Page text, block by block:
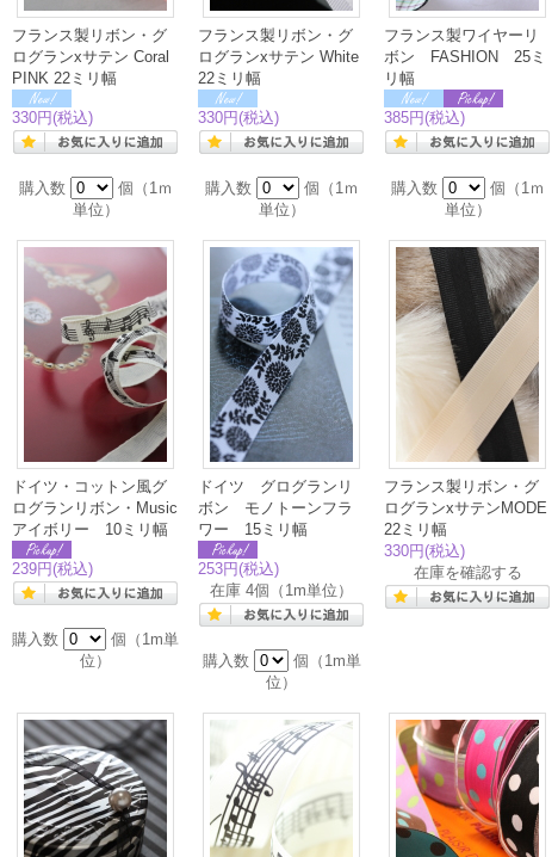
フランス製リボン・グ
ログランxサテン Coral
PINK 22ミリ幅
330円(税込)
購入数
個（1ｍ
単位）
フランス製リボン・グ
ログランxサテン White
22ミリ幅
330円(税込)
購入数
個（1ｍ
単位）
フランス製ワイヤーリ
ボン FASHION 25ミ
リ幅
385円(税込)
購入数
個（1ｍ
単位）
ドイツ・コットン風グ
ログランリボン・Music
アイボリー 10ミリ幅
239円(税込)
購入数
個（1m単
位）
ドイツ グログランリ
ボン モノトーンフラ
ワー 15ミリ幅
253円(税込)
在庫 4個（1m単位）
購入数
個（1m単
位）
フランス製リボン・グ
ログランxサテンMODE
22ミリ幅
330円(税込)
在庫を確認する